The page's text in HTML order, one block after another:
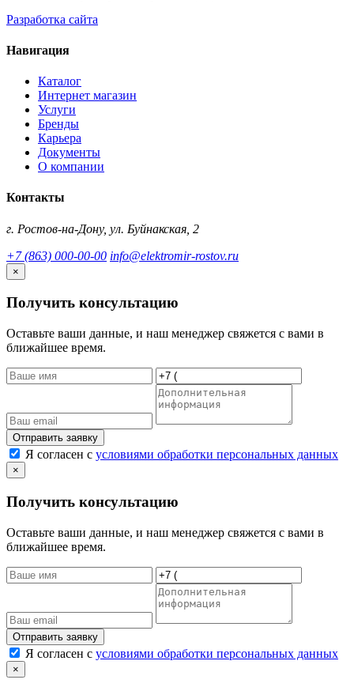
Разработка сайта
Навигация
Каталог
Интернет магазин
Услуги
Бренды
Карьера
Документы
О компании
Контакты
г. Ростов-на-Дону, ул. Буйнакская, 2
+7 (863) 000-00-00 info@elektromir-rostov.ru
×
Получить консультацию
Оставьте ваши данные, и наш менеджер свяжется с вами в
ближайшее время.
Отправить заявку
Я согласен с условиями обработки персональных данных
×
Получить консультацию
Оставьте ваши данные, и наш менеджер свяжется с вами в
ближайшее время.
Отправить заявку
Я согласен с условиями обработки персональных данных
×